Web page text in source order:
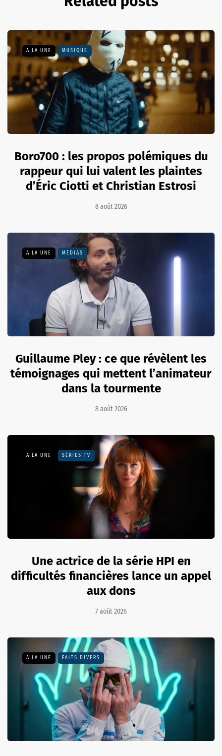
A LA UNE MUSIQUE
Boro700 : les propos polémiques du
rappeur qui lui valent les plaintes
d’Éric Ciotti et Christian Estrosi
8 août 2026
A LA UNE MÉDIAS
Guillaume Pley : ce que révèlent les
témoignages qui mettent l’animateur
dans la tourmente
8 août 2026
A LA UNE SÉRIES TV
Une actrice de la série HPI en
difficultés financières lance un appel
aux dons
7 août 2026
A LA UNE FAITS DIVERS